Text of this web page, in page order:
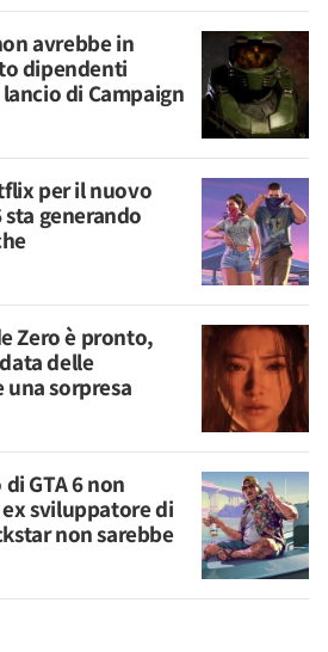
avrebbe in
dipendenti
di Campaign
per il nuovo
sta generando
Zero è pronto,
delle
sorpresa
GTA 6 non
sviluppatore di
non sarebbe